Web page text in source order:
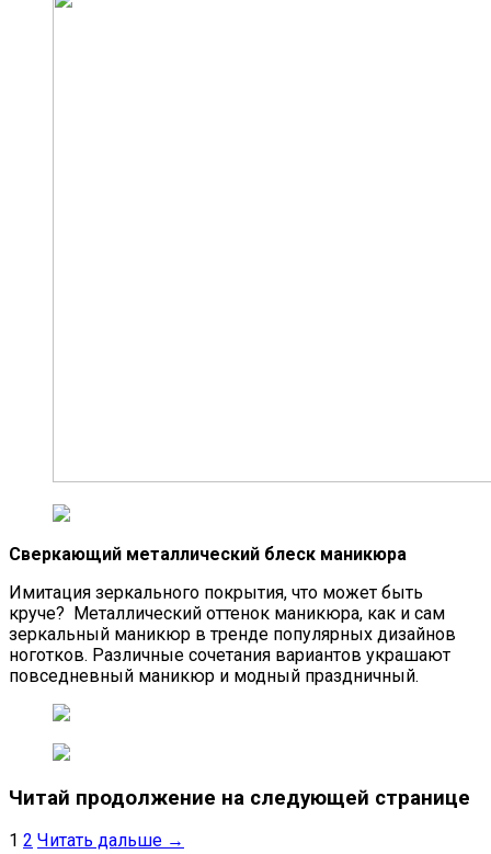
Сверкающий металлический блеск маникюра
Имитация зеркального покрытия, что может быть
круче? Металлический оттенок маникюра, как и сам
зеркальный маникюр в тренде популярных дизайнов
ноготков. Различные сочетания вариантов украшают
повседневный маникюр и модный праздничный.
Читай продолжение на следующей странице
1 2 Читать дальше →